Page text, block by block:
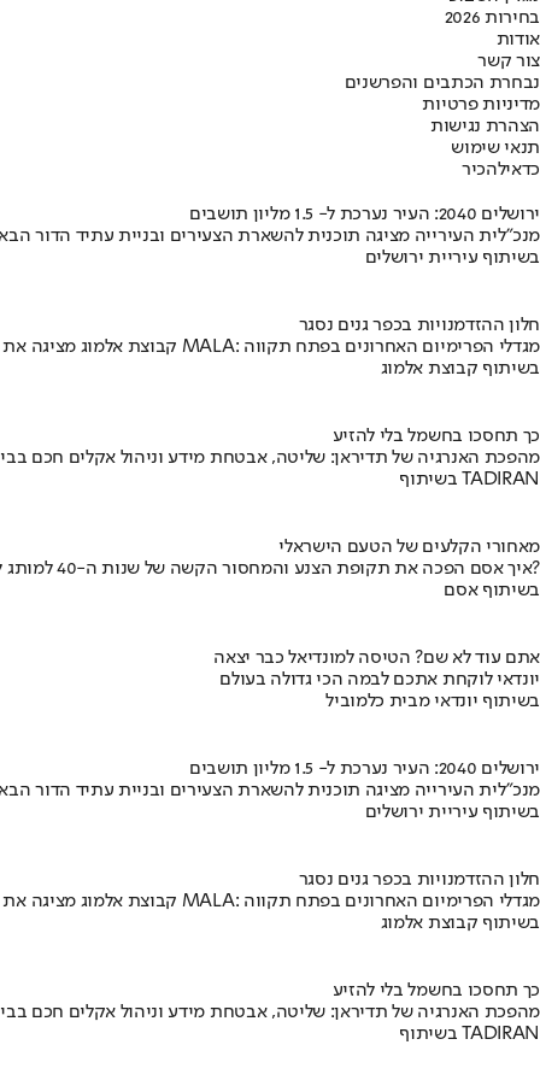
בחירות 2026
אודות
צור קשר
נבחרת הכתבים והפרשנים
מדיניות פרטיות
הצהרת נגישות
תנאי שימוש
כדאילהכיר
ירושלים 2040: העיר נערכת ל- 1.5 מליון תושבים
מנכ"לית העירייה מציגה תוכנית להשארת הצעירים ובניית עתיד הדור
בשיתוף עיריית ירושלים
חלון ההזדמנויות בכפר גנים נסגר
קבוצת אלמוג מציגה את פרויקט MALA: מגדלי הפרימיום האחרונים בפתח תקווה
בשיתוף קבוצת אלמוג
כך תחסכו בחשמל בלי להזיע
מהפכת האנרגיה של תדיראן: שליטה, אבטחת מידע וניהול אקלים חכם
בשיתוף TADIRAN
מאחורי הקלעים של הטעם הישראלי
איך אסם הפכה את תקופת הצנע והמחסור הקשה של שנות ה-40 למותג לאומי?
בשיתוף אסם
אתם עוד לא שם? הטיסה למונדיאל כבר יצאה
יונדאי לוקחת אתכם לבמה הכי גדולה בעולם
בשיתוף יונדאי מבית כלמוביל
ירושלים 2040: העיר נערכת ל- 1.5 מליון תושבים
מנכ"לית העירייה מציגה תוכנית להשארת הצעירים ובניית עתיד הדור
בשיתוף עיריית ירושלים
חלון ההזדמנויות בכפר גנים נסגר
קבוצת אלמוג מציגה את פרויקט MALA: מגדלי הפרימיום האחרונים בפתח תקווה
בשיתוף קבוצת אלמוג
כך תחסכו בחשמל בלי להזיע
מהפכת האנרגיה של תדיראן: שליטה, אבטחת מידע וניהול אקלים חכם
בשיתוף TADIRAN